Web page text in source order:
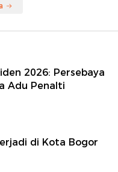
2026: Persebaya
Adu Penalti
di Kota Bogor